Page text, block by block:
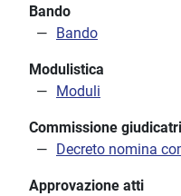
Bando
Bando
Modulistica
Moduli
Commissione
Decreto nomina
Approvazione atti